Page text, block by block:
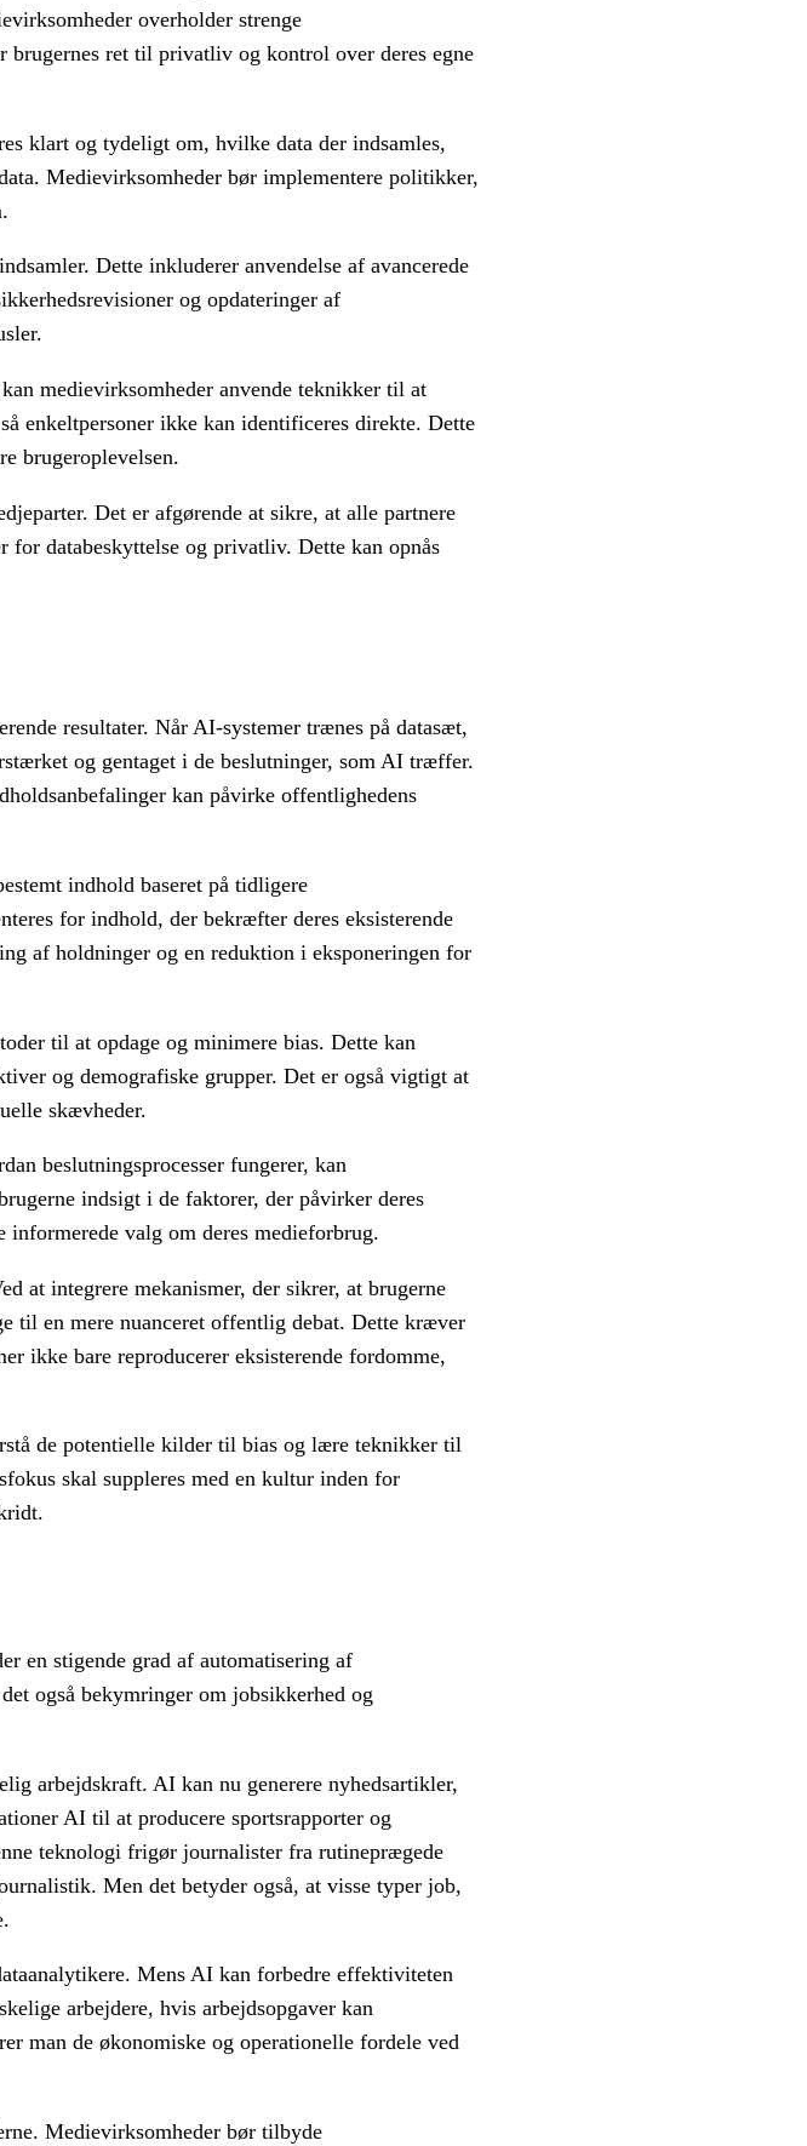
overholder strenge
brugernes ret til privatliv og kontrol over deres egne
klart og tydeligt om, hvilke data der indsamles,
Medievirksomheder bør implementere politikker,
Dette inkluderer anvendelse af avancerede
og opdateringer af
medievirksomheder anvende teknikker til at
enkeltpersoner ikke kan identificeres direkte. Dette
brugeroplevelsen.
Det er afgørende at sikre, at alle partnere
for databeskyttelse og privatliv. Dette kan opnås
resultater. Når AI-systemer trænes på datasæt,
og gentaget i de beslutninger, som AI træffer.
kan påvirke offentlighedens
indhold baseret på tidligere
for indhold, der bekræfter deres eksisterende
af holdninger og en reduktion i eksponeringen for
til at opdage og minimere bias. Dette kan
og demografiske grupper. Det er også vigtigt at
skævheder.
beslutningsprocesser fungerer, kan
indsigt i de faktorer, der påvirker deres
valg om deres medieforbrug.
at integrere mekanismer, der sikrer, at brugerne
til en mere nuanceret offentlig debat. Dette kræver
ikke bare reproducerer eksisterende fordomme,
de potentielle kilder til bias og lære teknikker til
skal suppleres med en kultur inden for
en stigende grad af automatisering af
også bekymringer om jobsikkerhed og
arbejdskraft. AI kan nu generere nyhedsartikler,
AI til at producere sportsrapporter og
teknologi frigør journalister fra rutineprægede
Men det betyder også, at visse typer job,
Mens AI kan forbedre effektiviteten
arbejdere, hvis arbejdsopgaver kan
man de økonomiske og operationelle fordele ved
Medievirksomheder bør tilbyde